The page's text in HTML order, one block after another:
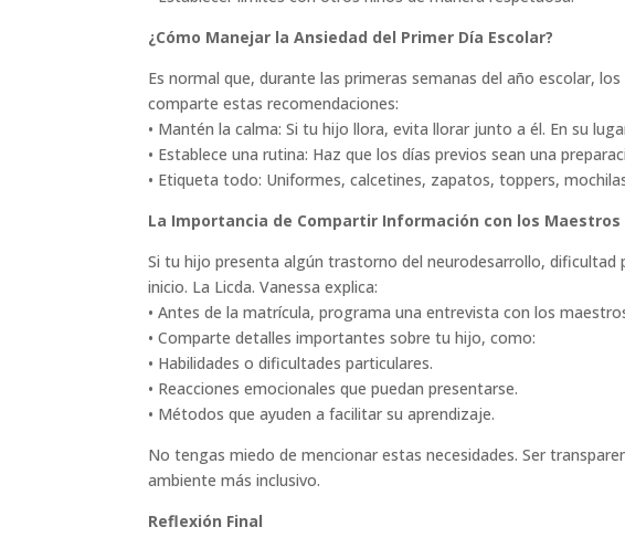
¿Cómo Manejar la Ansiedad del Primer Día Escolar?
Es normal que, durante las primeras semanas del año escolar,
comparte estas recomendaciones:
• Mantén la calma: Si tu hijo llora, evita llorar junto a él. En su
• Establece una rutina: Haz que los días previos sean una
• Etiqueta todo: Uniformes, calcetines, zapatos, toppers,
La Importancia de Compartir Información con los Maestros
Si tu hijo presenta algún trastorno del neurodesarrollo, dificultad
inicio. La Licda. Vanessa explica:
• Antes de la matrícula, programa una entrevista con los
• Comparte detalles importantes sobre tu hijo, como:
• Habilidades o dificultades particulares.
• Reacciones emocionales que puedan presentarse.
• Métodos que ayuden a facilitar su aprendizaje.
No tengas miedo de mencionar estas necesidades. Ser
ambiente más inclusivo.
Reflexión Final